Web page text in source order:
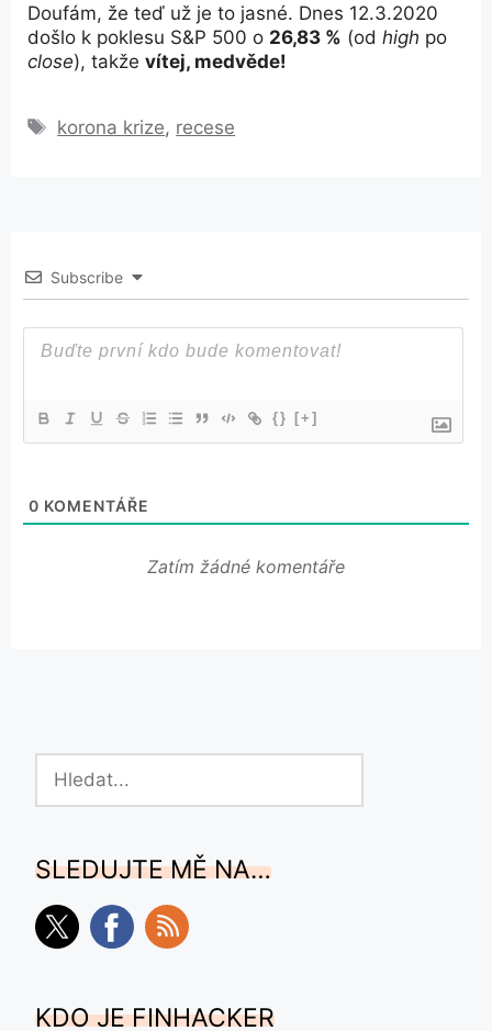
Doufám, že teď už je to jasné. Dnes 12.3.2020
došlo k poklesu S&P 500 o 26,83 % (od high po
close), takže vítej, medvěde!
Štítky
korona krize, recese
Subscribe
{} [+]
0 KOMENTÁŘE
Zatím žádné komentáře
SLEDUJTE MĚ NA…
KDO JE FINHACKER